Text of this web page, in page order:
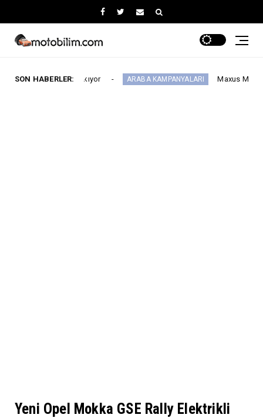
SON HABERLER:
çıkıyor ARABA KAMPANYALARI Maxus Modellerinde Ağustosa
Yeni Opel Mokka GSE Rally Elektrikli